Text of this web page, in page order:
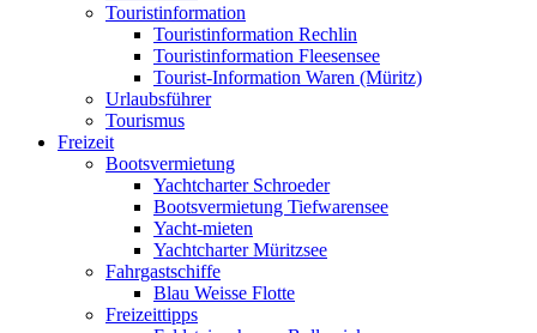
Touristinformation
Touristinformation Rechlin
Touristinformation Fleesensee
Tourist-Information Waren (Müritz)
Urlaubsführer
Tourismus
Freizeit
Bootsvermietung
Yachtcharter Schroeder
Bootsvermietung Tiefwarensee
Yacht-mieten
Yachtcharter Müritzsee
Fahrgastschiffe
Blau Weisse Flotte
Freizeittipps